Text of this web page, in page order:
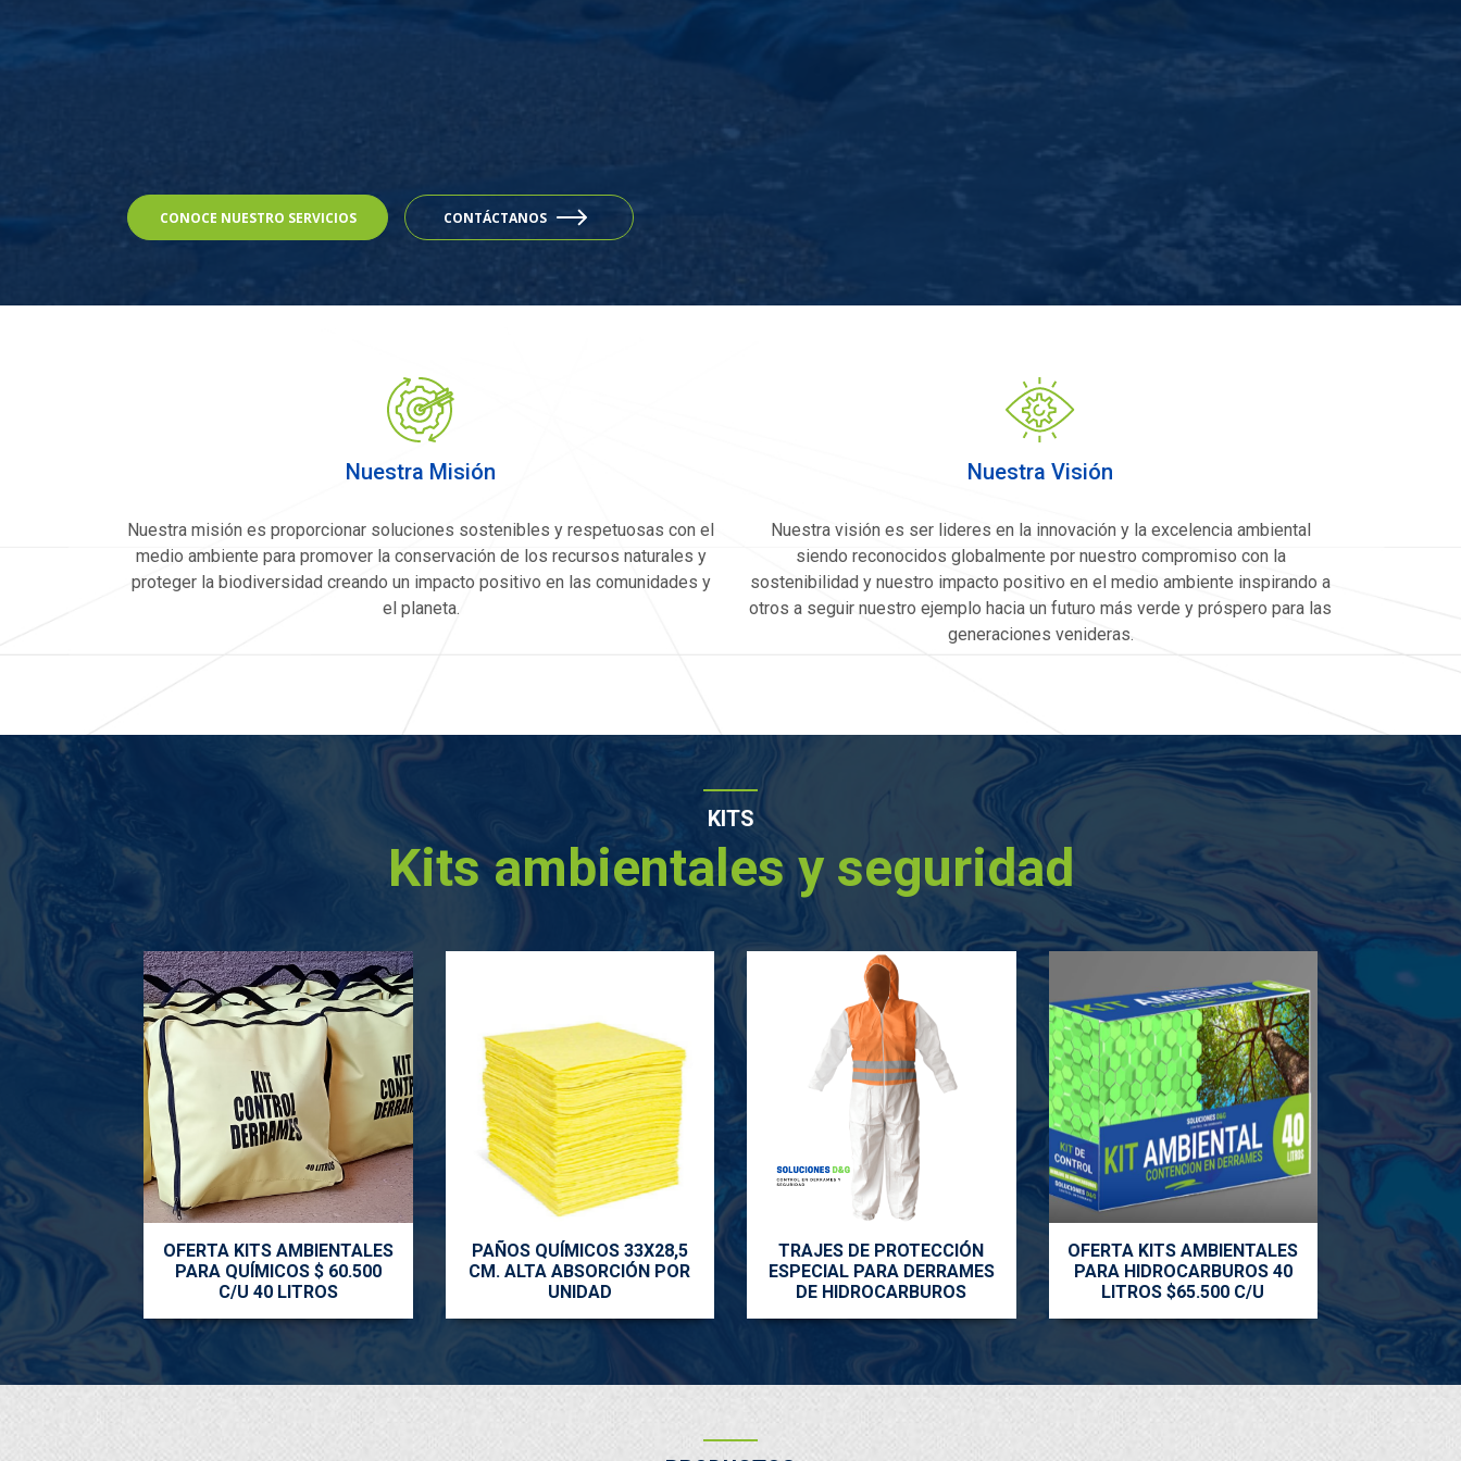
CONOCE NUESTRO SERVICIOS CONTÁCTANOS
Nuestra Misión
Nuestra misión es proporcionar soluciones sostenibles y respetuosas con el
medio ambiente para promover la conservación de los recursos naturales y
proteger la biodiversidad creando un impacto positivo en las comunidades y
el planeta.
Nuestra Visión
Nuestra visión es ser lideres en la innovación y la excelencia ambiental
siendo reconocidos globalmente por nuestro compromiso con la
sostenibilidad y nuestro impacto positivo en el medio ambiente inspirando a
otros a seguir nuestro ejemplo hacia un futuro más verde y próspero para las
generaciones venideras.
KITS
Kits ambientales y seguridad
OFERTA KITS AMBIENTALES
PARA QUÍMICOS $ 60.500
C/U 40 LITROS
PAÑOS QUÍMICOS 33X28,5
CM. ALTA ABSORCIÓN POR
UNIDAD
TRAJES DE PROTECCIÓN
ESPECIAL PARA DERRAMES
DE HIDROCARBUROS
OFERTA KITS AMBIENTALES
PARA HIDROCARBUROS 40
LITROS $65.500 C/U